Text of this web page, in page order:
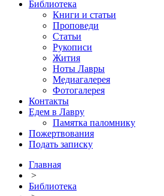
Библиотека
Книги и статьи
Проповеди
Статьи
Рукописи
Жития
Ноты Лавры
Медиагалерея
Фотогалерея
Контакты
Едем в Лавру
Памятка паломнику
Пожертвования
Подать записку
Главная
>
Библиотека